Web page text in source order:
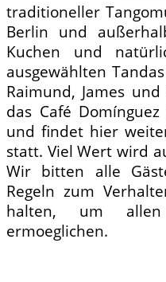
traditioneller
Berlin und
Kuchen und
ausgewählten
Raimund, James
das Café
und findet hier
statt. Viel Wert wird
Wir bitten alle
Regeln zum
halten, um
ermoeglichen.